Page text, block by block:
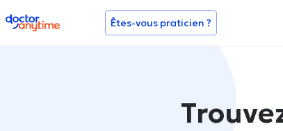
doctoranytime Êtes-vous praticien ?